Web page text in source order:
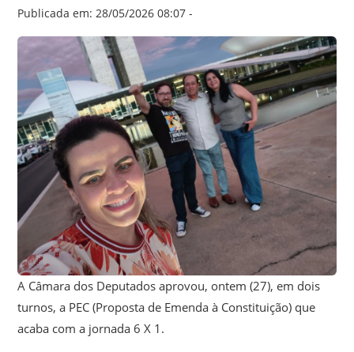
Publicada em: 28/05/2026 08:07 -
A Câmara dos Deputados aprovou, ontem (27), em dois
turnos, a PEC (Proposta de Emenda à Constituição) que
acaba com a jornada 6 X 1.